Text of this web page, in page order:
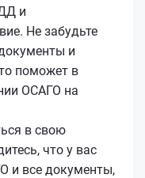
и
Не забудьте
и
поможет в
ОСАГО на
в свою
что у вас
и все документы,